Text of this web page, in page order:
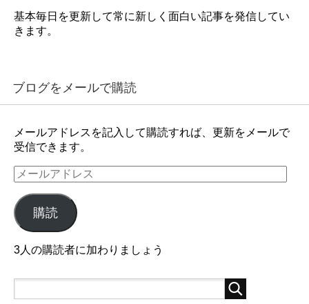
基本毎日を更新して常に新しく面白い記事を発信してい
きます。
ブログをメールで購読
メールアドレスを記入して購読すれば、更新をメールで
受信できます。
メ
ー
ル
ア
ド
レ
ス
購読
3人の購読者に加わりましょう